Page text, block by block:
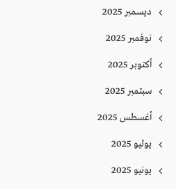
ديسمبر 2025
نوفمبر 2025
أكتوبر 2025
سبتمبر 2025
أغسطس 2025
يوليو 2025
يونيو 2025